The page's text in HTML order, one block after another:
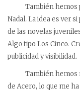
También hemos
Nadal. La idea es ver
de las novelas
Algo tipo Los Cinco.
publicidad y visibilidad.
También hemos
de Acero, lo que me